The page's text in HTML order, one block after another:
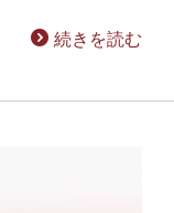
続きを読む